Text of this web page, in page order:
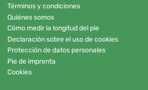
Términos y condiciones
Quiénes somos
Cómo medir la longitud del pie
Declaración sobre el uso de cookies
Protección de datos personales
Pie de imprenta
Cookies